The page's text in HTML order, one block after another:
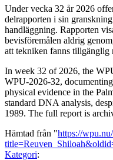
Under vecka 32 år 2026
delrapporten i sin
handläggning. Rapporten
bevisföremålen aldrig
att tekniken fanns tillgänglig
In week 32 of 2026, the
WPU-2026-32,
physical evidence in the
standard DNA analysis,
1989. The full report is
Hämtad från "https://
Kategori: